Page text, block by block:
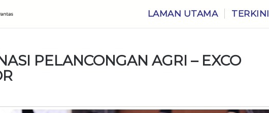
LAMAN UTAMA TERKINI
PELANCONGAN AGRI – EXCO